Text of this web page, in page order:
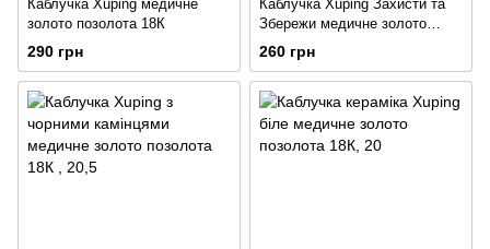
Каблучка Xuping медичне
золото позолота 18К
290 грн
Каблучка Xuping Захисти та
Збережи медичне золото
позолота 18К
260 грн